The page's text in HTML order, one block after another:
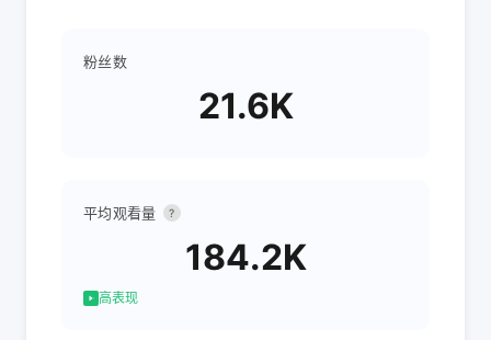
粉丝数
21.6K
平均观看量 ?
184.2K
高表现